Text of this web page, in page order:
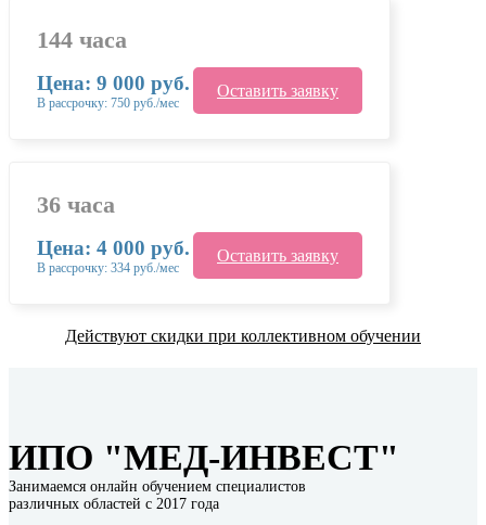
144 часа
Цена: 9 000 руб.
В рассрочку: 750 руб./мес
Оставить заявку
36 часа
Цена: 4 000 руб.
В рассрочку: 334 руб./мес
Оставить заявку
Действуют скидки при коллективном обучении
ИПО "МЕД-ИНВЕСТ"
Занимаемся онлайн обучением специалистов
различных областей с 2017 года